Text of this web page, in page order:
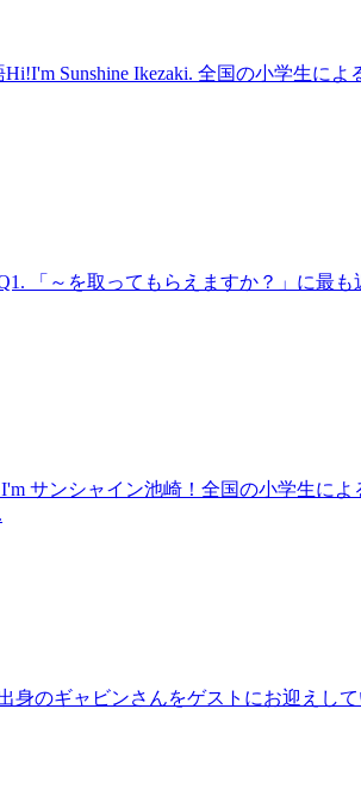
Sunshine Ikezaki. 全国の小学生によ
「～を取ってもらえますか？」に最も
サンシャイン池崎！全国の小学生によ
身のギャビンさんをゲストにお迎えし